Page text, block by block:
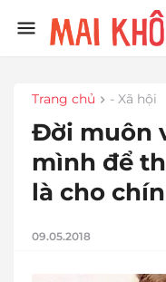
Trang chủ - Xã hội
Đời muôn
mình để
là cho
09.05.2018